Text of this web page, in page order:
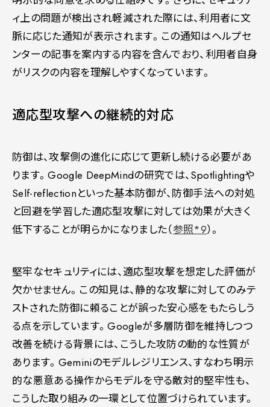
ィ上の問題が検出され軽減された際には、利用者に文
脈に応じた通知が表示されます。この通知はヘルプセ
ンターの記事を案内する内容を含んでおり、利用者自身
がリスクの内容を理解しやすくなっています。
適応型攻撃への継続的対応
防御は、攻撃側の進化に応じて更新し続ける必要があ
ります。Google DeepMindの研究では、Spotlightingや
Self-reflectionといった基本防御が、防御手法への対処
と回避を学習した適応型攻撃に対しては効果が大きく
低下することが明らかになりました（参照*9）。
堅牢なセキュリティには、適応型攻撃を想定した評価が
欠かせません。この知見は、静的な攻撃に対してのみテ
ストされた防御に頼ることが誤った安心感をもたらしう
る点を示しています。Googleが多層防御を維持しつつ
改善を続ける背景には、こうした攻防の動的な性質が
あります。Geminiのモデルレジリエンス、すなわち明示
的な悪意ある操作からモデルを守る敵対的堅牢性も、
こうした取り組みの一環として位置づけられています。